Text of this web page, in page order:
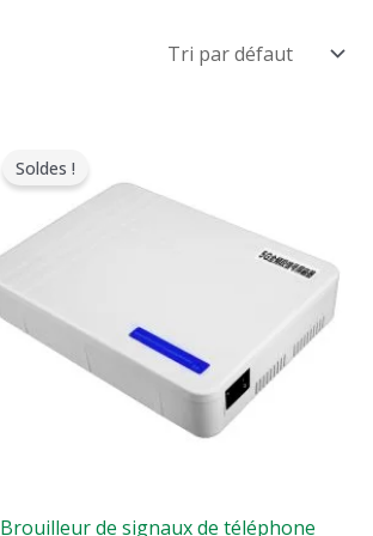
Soldes !
Brouilleur de signaux de téléphone
original
était
:
est